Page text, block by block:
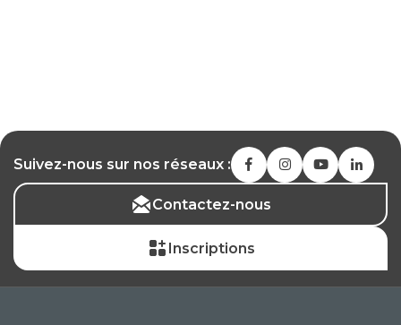
Suivez-nous sur nos réseaux :
Contactez-nous
Inscriptions